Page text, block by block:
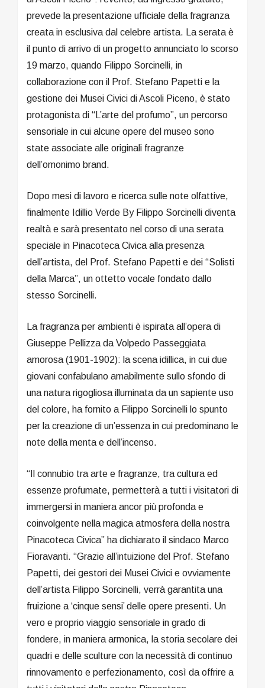
prevede la presentazione ufficiale della fragranza
creata in esclusiva dal celebre artista. La serata è
il punto di arrivo di un progetto annunciato lo scorso
19 marzo, quando Filippo Sorcinelli, in
collaborazione con il Prof. Stefano Papetti e la
gestione dei Musei Civici di Ascoli Piceno, è stato
protagonista di “L’arte del profumo”, un percorso
sensoriale in cui alcune opere del museo sono
state associate alle originali fragranze
dell’omonimo brand.
Dopo mesi di lavoro e ricerca sulle note olfattive,
finalmente Idillio Verde By Filippo Sorcinelli diventa
realtà e sarà presentato nel corso di una serata
speciale in Pinacoteca Civica alla presenza
dell’artista, del Prof. Stefano Papetti e dei “Solisti
della Marca”, un ottetto vocale fondato dallo
stesso Sorcinelli.
La fragranza per ambienti è ispirata all’opera di
Giuseppe Pellizza da Volpedo Passeggiata
amorosa (1901-1902): la scena idillica, in cui due
giovani confabulano amabilmente sullo sfondo di
una natura rigogliosa illuminata da un sapiente uso
del colore, ha fornito a Filippo Sorcinelli lo spunto
per la creazione di un’essenza in cui predominano le
note della menta e dell’incenso.
“Il connubio tra arte e fragranze, tra cultura ed
essenze profumate, permetterà a tutti i visitatori di
immergersi in maniera ancor più profonda e
coinvolgente nella magica atmosfera della nostra
Pinacoteca Civica” ha dichiarato il sindaco Marco
Fioravanti. “Grazie all’intuizione del Prof. Stefano
Papetti, dei gestori dei Musei Civici e ovviamente
dell’artista Filippo Sorcinelli, verrà garantita una
fruizione a ‘cinque sensi’ delle opere presenti. Un
vero e proprio viaggio sensoriale in grado di
fondere, in maniera armonica, la storia secolare dei
quadri e delle sculture con la necessità di continuo
rinnovamento e perfezionamento, così da offrire a